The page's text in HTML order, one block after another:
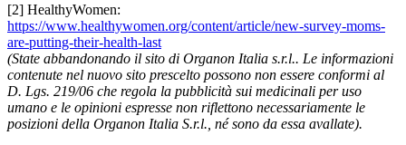
[2] HealthyWomen:
https://www.healthywomen.org/content/article/new-survey-moms-
are-putting-their-health-last
(State abbandonando il sito di Organon Italia s.r.l.. Le informazioni
contenute nel nuovo sito prescelto possono non essere conformi al
D. Lgs. 219/06 che regola la pubblicità sui medicinali per uso
umano e le opinioni espresse non riflettono necessariamente le
posizioni della Organon Italia S.r.l., né sono da essa avallate).